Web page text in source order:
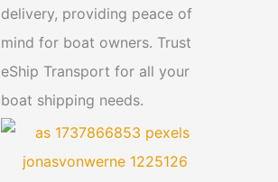
delivery, providing peace of
mind for boat owners. Trust
eShip Transport for all your
boat shipping needs.